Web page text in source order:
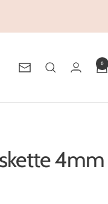
Newsletter
0
4mm